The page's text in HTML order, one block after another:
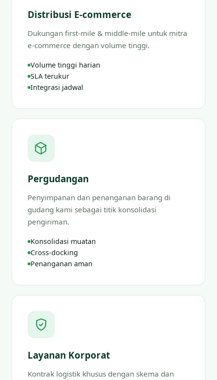
Distribusi E-commerce
Dukungan first-mile & middle-mile untuk mitra
e-commerce dengan volume tinggi.
Volume tinggi harian
SLA terukur
Integrasi jadwal
Pergudangan
Penyimpanan dan penanganan barang di
gudang kami sebagai titik konsolidasi
pengiriman.
Konsolidasi muatan
Cross-docking
Penanganan aman
Layanan Korporat
Kontrak logistik khusus dengan skema dan